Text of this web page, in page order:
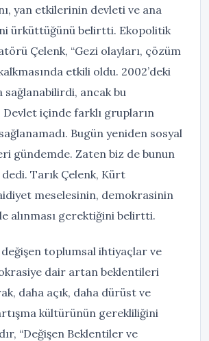
yan etkilerinin devleti ve ana
ürküttüğünü belirtti. Ekopolitik
Çelenk, “Gezi olayları, çözüm
etkili oldu. 2002’deki
sağlanabilirdi, ancak bu
içinde farklı grupların
Bugün yeniden sosyal
gündemde. Zaten biz de bunun
Tarık Çelenk, Kürt
meselesinin, demokrasinin
alınması gerektiğini belirtti.
değişen toplumsal ihtiyaçlar ve
dair artan beklentileri
daha açık, daha dürüst ve
kültürünün gerekliliğini
“Değişen Beklentiler ve